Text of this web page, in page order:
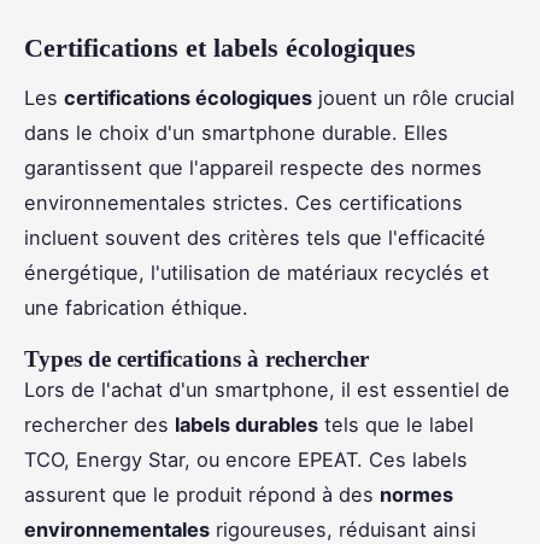
Certifications et labels écologiques
Les certifications écologiques jouent un rôle crucial
dans le choix d'un smartphone durable. Elles
garantissent que l'appareil respecte des normes
environnementales strictes. Ces certifications
incluent souvent des critères tels que l'efficacité
énergétique, l'utilisation de matériaux recyclés et
une fabrication éthique.
Types de certifications à rechercher
Lors de l'achat d'un smartphone, il est essentiel de
rechercher des labels durables tels que le label
TCO, Energy Star, ou encore EPEAT. Ces labels
assurent que le produit répond à des normes
environnementales rigoureuses, réduisant ainsi